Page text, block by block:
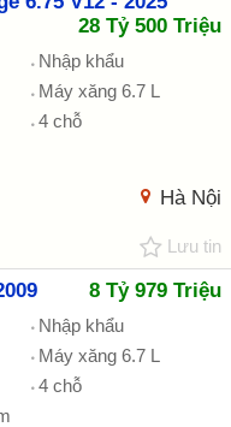
28 Tỷ 500 Triệu
Nhập khẩu
Máy xăng 6.7 L
4 chỗ
Hà Nội
Lưu tin
8 Tỷ 979 Triệu
Nhập khẩu
Máy xăng 6.7 L
4 chỗ